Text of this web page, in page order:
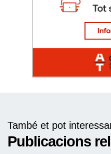
També et pot
Publicacions